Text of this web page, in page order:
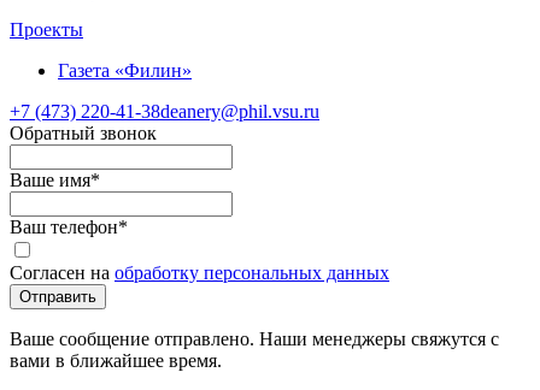
Проекты
Газета «Филин»
+7 (473) 220-41-38deanery@phil.vsu.ru
Обратный звонок
Ваше имя*
Ваш телефон*
Согласен на обработку персональных данных
Отправить
Ваше сообщение отправлено. Наши менеджеры свяжутся с
вами в ближайшее время.